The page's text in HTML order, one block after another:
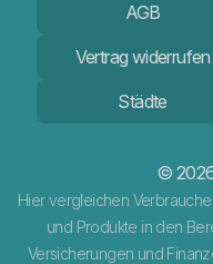
AGB
Vertrag widerrufen
Städte
©
Hier vergleichen
und Produkte in den
Versicherungen und